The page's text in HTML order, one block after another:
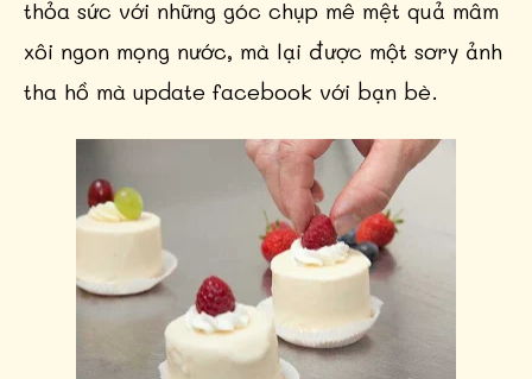
thỏa sức với những góc chụp mê mệt quả mâm
xôi ngon mọng nước, mà lại được một sơry ảnh
tha hồ mà update facebook với bạn bè.